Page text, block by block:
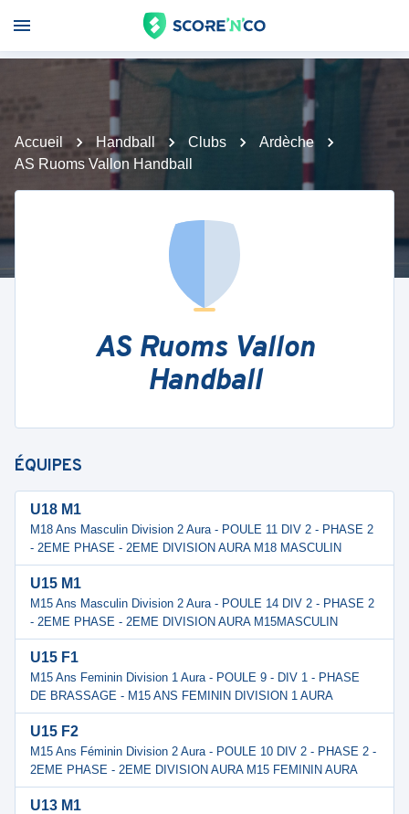
Accueil Handball Clubs
Ardèche
AS Ruoms Vallon Handball
AS Ruoms Vallon
Handball
ÉQUIPES
U18 M1
M18 Ans Masculin Division 2 Aura - POULE 11 DIV 2 - PHASE 2
- 2EME PHASE - 2EME DIVISION AURA M18 MASCULIN
U15 M1
M15 Ans Masculin Division 2 Aura - POULE 14 DIV 2 - PHASE 2
- 2EME PHASE - 2EME DIVISION AURA M15MASCULIN
U15 F1
M15 Ans Feminin Division 1 Aura - POULE 9 - DIV 1 - PHASE
DE BRASSAGE - M15 ANS FEMININ DIVISION 1 AURA
U15 F2
M15 Ans Féminin Division 2 Aura - POULE 10 DIV 2 - PHASE 2 -
2EME PHASE - 2EME DIVISION AURA M15 FEMININ AURA
U13 M1